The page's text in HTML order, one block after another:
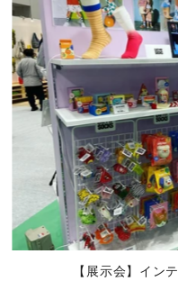
【展示会】イン